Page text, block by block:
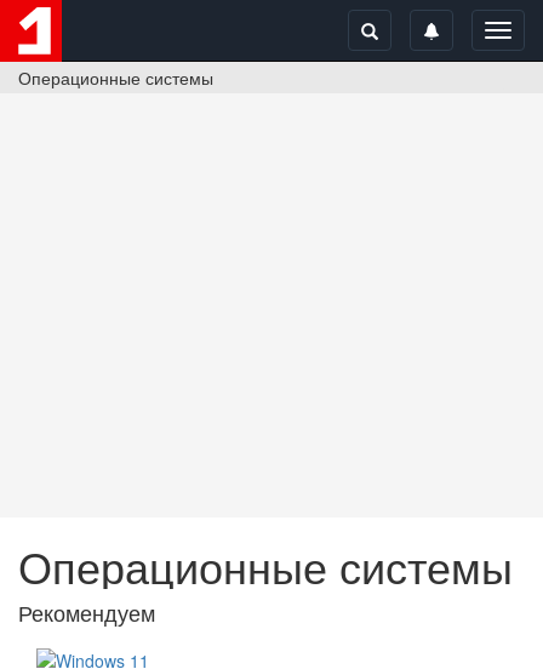
Операционные системы
Операционные системы
Рекомендуем